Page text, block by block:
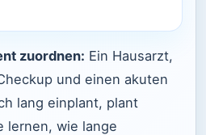
zuordnen: Ein Hausarzt,
und einen akuten
lang einplant, plant
lernen, wie lange